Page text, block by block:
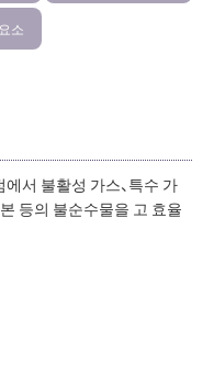
소
서 불활성 가스、특수 가
등의 불순수물을 고 효율